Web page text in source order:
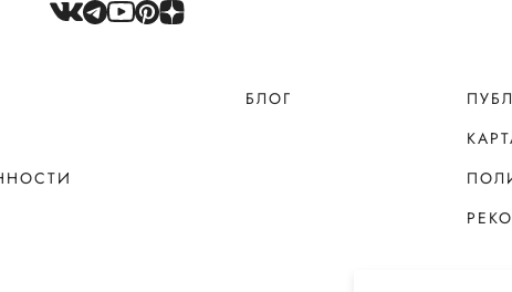
БЛОГ